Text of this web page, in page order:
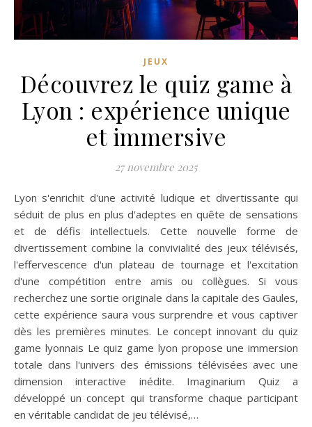
JEUX
Découvrez le quiz game à
Lyon : expérience unique
et immersive
27 novembre 2025
Lyon s'enrichit d'une activité ludique et divertissante qui
séduit de plus en plus d'adeptes en quête de sensations
et de défis intellectuels. Cette nouvelle forme de
divertissement combine la convivialité des jeux télévisés,
l'effervescence d'un plateau de tournage et l'excitation
d'une compétition entre amis ou collègues. Si vous
recherchez une sortie originale dans la capitale des Gaules,
cette expérience saura vous surprendre et vous captiver
dès les premières minutes. Le concept innovant du quiz
game lyonnais Le quiz game lyon propose une immersion
totale dans l'univers des émissions télévisées avec une
dimension interactive inédite. Imaginarium Quiz a
développé un concept qui transforme chaque participant
en véritable candidat de jeu télévisé,…